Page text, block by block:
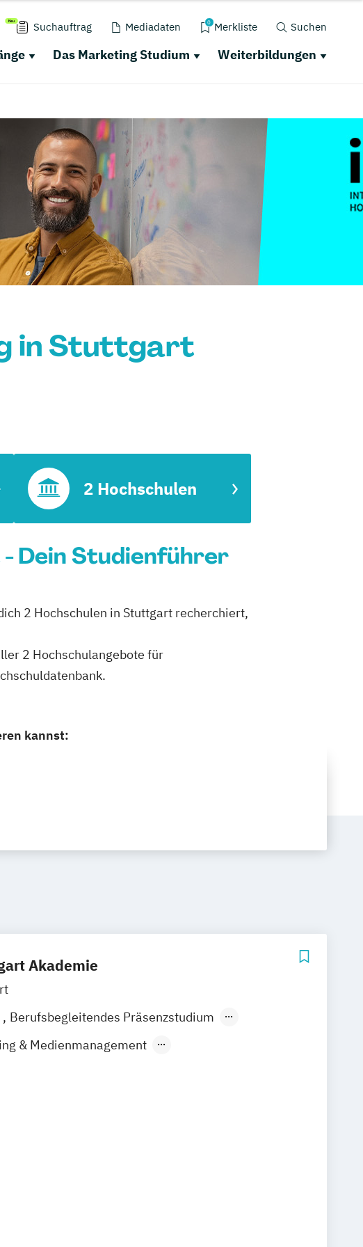
Suchauftrag Mediadaten 0 Merkliste Suchen
Das Marketing Studium Weiterbildungen
in Stuttgart
2 Hochschulen
Dein Studienführer
2 Hochschulen in Stuttgart recherchiert,
2 Hochschulangebote für
kannst:
Akademie
Berufsbegleitendes Präsenzstudium
& Medienmanagement